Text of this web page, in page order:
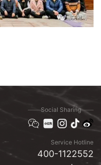
Social Sharing
Service Hotline
400-1122552